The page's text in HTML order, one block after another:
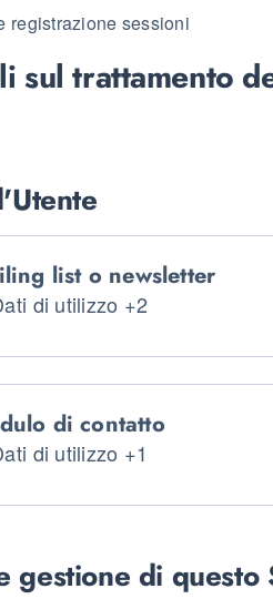
registrazione sessioni
sul trattamento
list o newsletter
trattati:
di utilizzo +2
di contatto
trattati:
di utilizzo +1
gestione di questo